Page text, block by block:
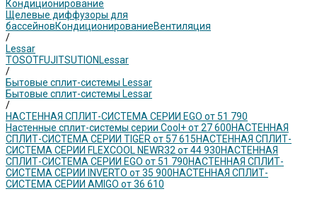
Кондиционирование
Щелевые диффузоры для
бассейновКондиционированиеВентиляция
/
Lessar
TOSOTFUJITSUTION Lessar
/
Бытовые сплит-системы Lessar
Бытовые сплит-системы Lessar
/
НАСТЕННАЯ СПЛИТ-СИСТЕМА СЕРИИ EGO от 51 790
Настенные сплит-системы серии Cool+ от 27 600НАСТЕННАЯ
СПЛИТ-СИСТЕМА СЕРИИ TIGER от 57 615НАСТЕННАЯ СПЛИТ-
СИСТЕМА СЕРИИ FLEXCOOL NEWR32 от 44 930НАСТЕННАЯ
СПЛИТ-СИСТЕМА СЕРИИ EGO от 51 790НАСТЕННАЯ СПЛИТ-
СИСТЕМА СЕРИИ INVERTO от 35 900НАСТЕННАЯ СПЛИТ-
СИСТЕМА СЕРИИ AMIGO от 36 610